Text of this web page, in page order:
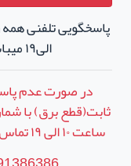
الی۱۹ میباشد.
در صورت عدم
ثابت(قطع برق) با
ساعت۱۰الی۱۹